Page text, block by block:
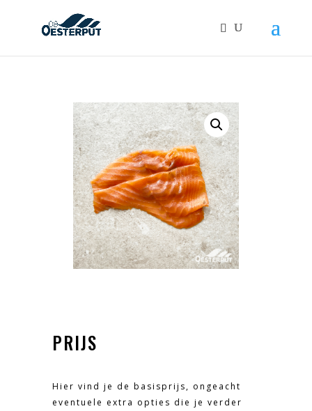
PRIJS
Hier vind je de basisprijs, ongeacht
eventuele extra opties die je verder